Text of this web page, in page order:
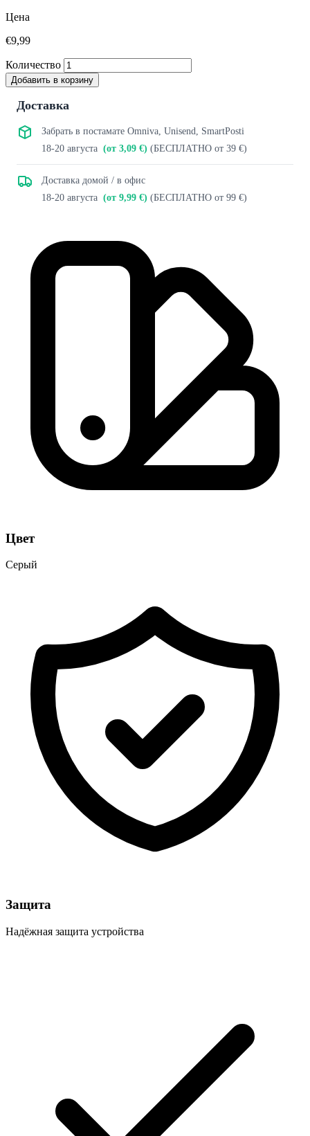
Цена
€9,99
Количество
Добавить в корзину
Доставка
Забрать в постамате Omniva, Unisend, SmartPosti
18-20 августа (от 3,09 €) (БЕСПЛАТНО от 39 €)
Доставка домой / в офис
18-20 августа (от 9,99 €) (БЕСПЛАТНО от 99 €)
Цвет
Серый
Защита
Надёжная защита устройства